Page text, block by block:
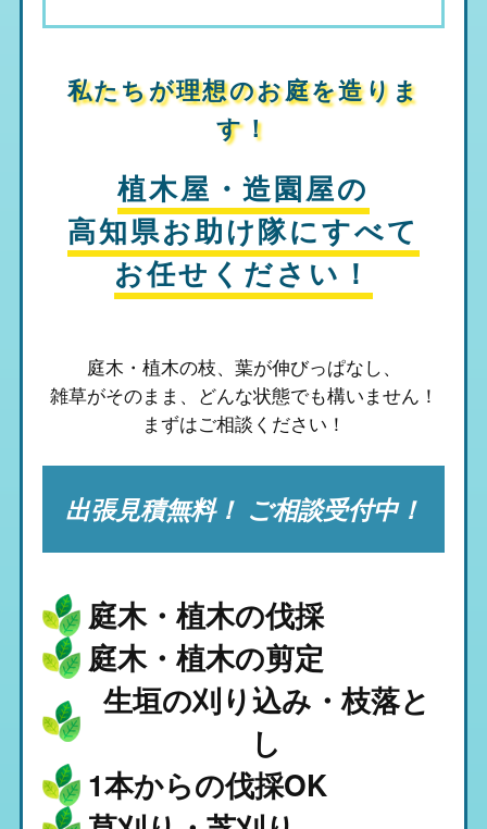
私たちが理想のお庭を造りま
す！
植木屋・造園屋の
高知県お助け隊にすべて
お任せください！
庭木・植木の枝、葉が伸びっぱなし、
雑草がそのまま、 どんな状態でも構いません！
まずはご相談ください！
出張見積無料！ ご相談受付中！
庭木・植木の伐採
1本からの伐採OK
庭木・植木の剪定
生垣の刈り込み・枝落と
し